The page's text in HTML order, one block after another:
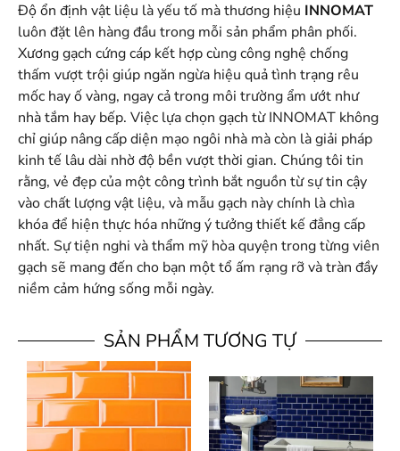
Độ ổn định vật liệu là yếu tố mà thương hiệu INNOMAT
luôn đặt lên hàng đầu trong mỗi sản phẩm phân phối.
Xương gạch cứng cáp kết hợp cùng công nghệ chống
thấm vượt trội giúp ngăn ngừa hiệu quả tình trạng rêu
mốc hay ố vàng, ngay cả trong môi trường ẩm ướt như
nhà tắm hay bếp. Việc lựa chọn gạch từ INNOMAT không
chỉ giúp nâng cấp diện mạo ngôi nhà mà còn là giải pháp
kinh tế lâu dài nhờ độ bền vượt thời gian. Chúng tôi tin
rằng, vẻ đẹp của một công trình bắt nguồn từ sự tin cậy
vào chất lượng vật liệu, và mẫu gạch này chính là chìa
khóa để hiện thực hóa những ý tưởng thiết kế đẳng cấp
nhất. Sự tiện nghi và thẩm mỹ hòa quyện trong từng viên
gạch sẽ mang đến cho bạn một tổ ấm rạng rỡ và tràn đầy
niềm cảm hứng sống mỗi ngày.
SẢN PHẨM TƯƠNG TỰ